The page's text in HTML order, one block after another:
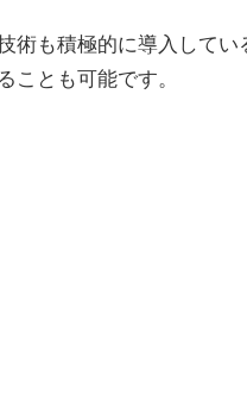
術も積極的に導入して
ことも可能です。